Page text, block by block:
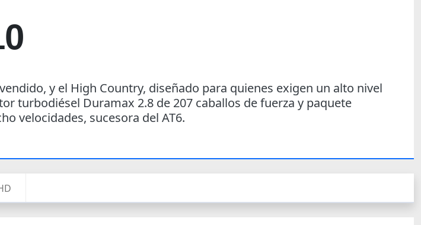
y el High Country, diseñado para quienes exigen un alto nivel
turbodiésel Duramax 2.8 de 207 caballos de fuerza y ​​paquete
velocidades, sucesora del AT6.